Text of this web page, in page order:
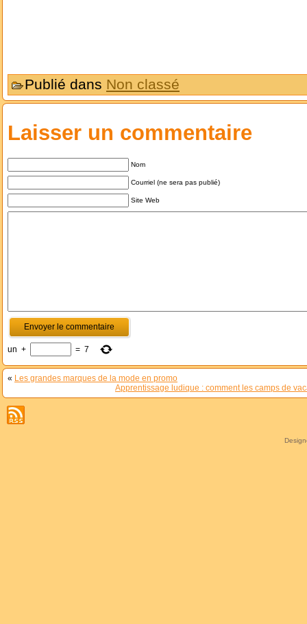
Publié dans Non classé
Laisser un commentaire
Nom
Courriel (ne sera pas publié)
Site Web
un + = 7
« Les grandes marques de la mode en promo
Apprentissage ludique : comment les camps de